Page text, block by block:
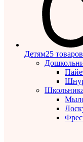
Детям25 товаров